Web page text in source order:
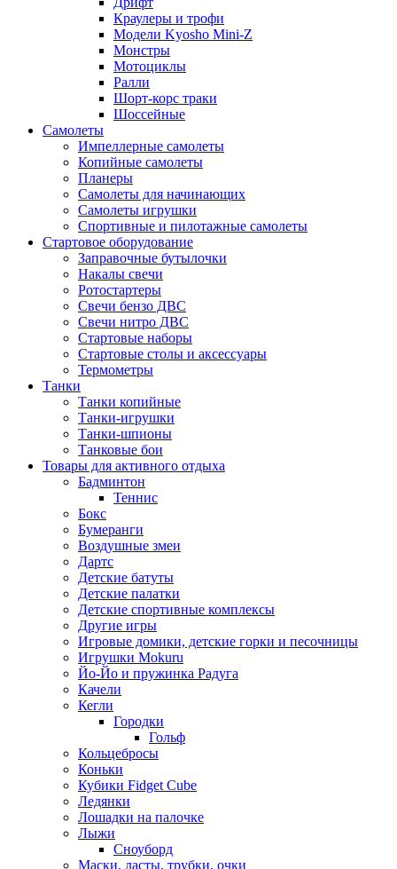
Краулеры и трофи
Модели Kyosho Mini-Z
Монстры
Мотоциклы
Ралли
Шорт-корс траки
Шоссейные
Самолеты
Импеллерные самолеты
Копийные самолеты
Планеры
Самолеты для начинающих
Самолеты игрушки
Спортивные и пилотажные самолеты
Стартовое оборудование
Заправочные бутылочки
Накалы свечи
Ротостартеры
Свечи бензо ДВС
Свечи нитро ДВС
Стартовые наборы
Стартовые столы и аксессуары
Термометры
Танки
Танки копийные
Танки-игрушки
Танки-шпионы
Танковые бои
Товары для активного отдыха
Бадминтон
Теннис
Бокс
Бумеранги
Воздушные змеи
Дартс
Детские батуты
Детские палатки
Детские спортивные комплексы
Другие игры
Игровые домики, детские горки и песочницы
Игрушки Mokuru
Йо-Йо и пружинка Радуга
Качели
Кегли
Городки
Гольф
Кольцебросы
Коньки
Кубики Fidget Cube
Ледянки
Лошадки на палочке
Лыжи
Сноуборд
Маски, ласты, трубки, очки